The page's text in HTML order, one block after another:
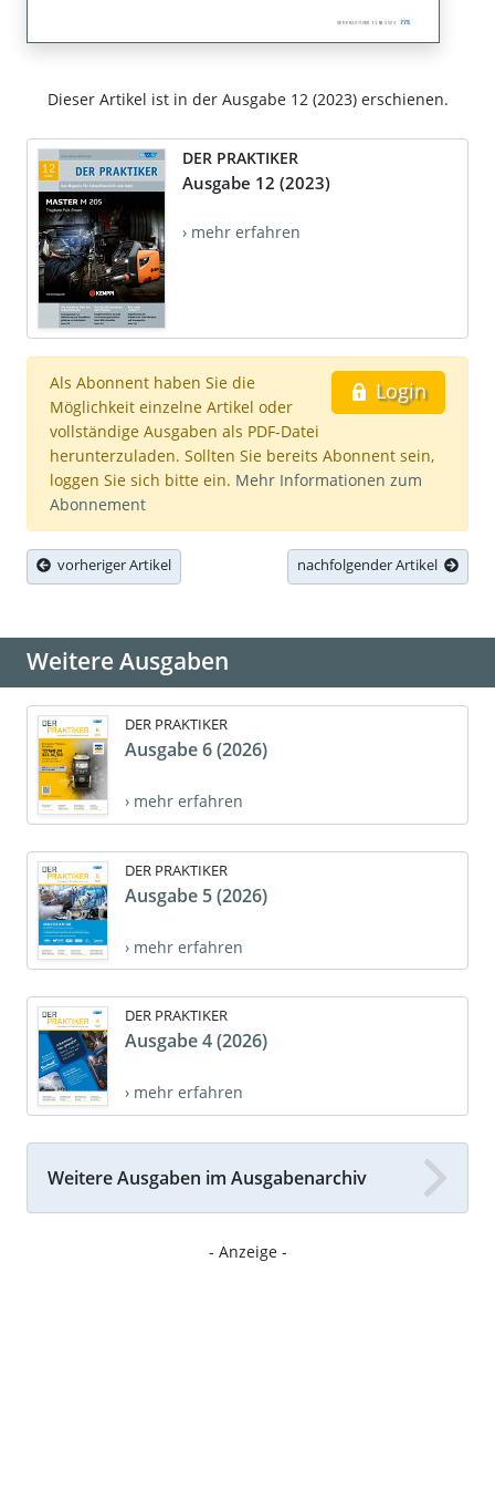
Dieser Artikel ist in der Ausgabe 12 (2023) erschienen.
DER PRAKTIKER
Ausgabe 12 (2023)
› mehr erfahren
Login
Als Abonnent haben Sie die
Möglichkeit einzelne Artikel oder
vollständige Ausgaben als PDF-Datei
herunterzuladen. Sollten Sie bereits Abonnent sein,
loggen Sie sich bitte ein. Mehr Informationen zum
Abonnement
vorheriger Artikel nachfolgender Artikel
Weitere Ausgaben
DER PRAKTIKER
Ausgabe 6 (2026)
› mehr erfahren
DER PRAKTIKER
Ausgabe 5 (2026)
› mehr erfahren
DER PRAKTIKER
Ausgabe 4 (2026)
› mehr erfahren
Weitere Ausgaben im Ausgabenarchiv
- Anzeige -